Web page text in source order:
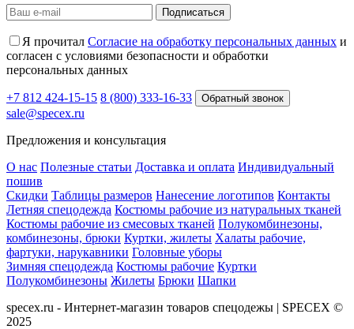
Подписаться
Я прочитал Согласие на обработку персональных данных и
согласен с условиями безопасности и обработки
персональных данных
+7 812 424-15-15 8 (800) 333-16-33 Обратный звонок
sale@specex.ru
Предложения и консультация
О нас Полезные статьи Доставка и оплата Индивидуальный
пошив
Скидки Таблицы размеров Нанесение логотипов Контакты
Летняя спецодежда Костюмы рабочие из натуральных тканей
Костюмы рабочие из смесовых тканей Полукомбинезоны,
комбинезоны, брюки Куртки, жилеты Халаты рабочие,
фартуки, нарукавники Головные уборы
Зимняя спецодежда Костюмы рабочие Куртки
Полукомбинезоны Жилеты Брюки Шапки
specex.ru - Интернет-магазин товаров спецодежы | SPECEX ©
2025